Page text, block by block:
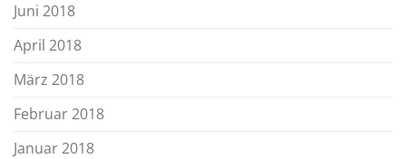
Juni 2018
April 2018
März 2018
Februar 2018
Januar 2018